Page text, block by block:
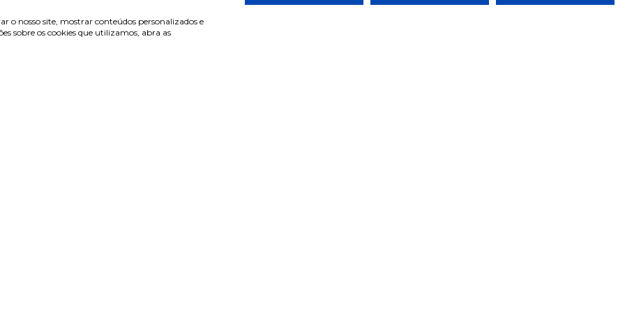
o nosso site, mostrar conteúdos personalizados e
sobre os cookies que utilizamos, abra as